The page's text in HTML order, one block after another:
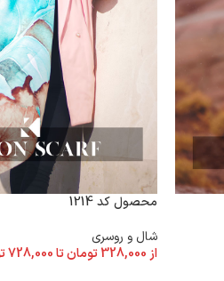
محصول کد 1214
شال و روسری
از328,000 تومانتا728,000